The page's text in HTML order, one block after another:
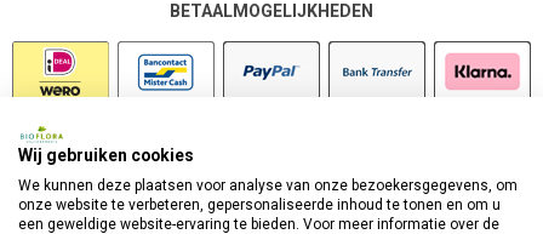
BETAALMOGELIJKHEDEN
Wij gebruiken cookies
We kunnen deze plaatsen voor analyse van onze bezoekersgegevens, om
onze website te verbeteren, gepersonaliseerde inhoud te tonen en om u
een geweldige website-ervaring te bieden. Voor meer informatie over de